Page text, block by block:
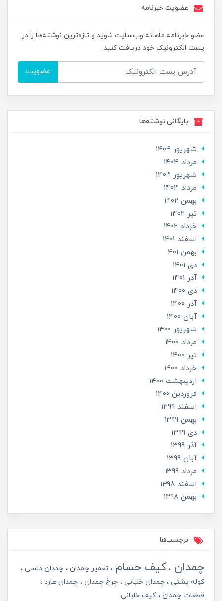
عضویت خبرنامه
عضو خبرنامه ماهانه وب‌سایت شوید و تازه‌ترین نوشته‌ها را در
پست الکترونیک خود دریافت کنید.
عضویت
بایگانی نوشته‌ها
شهریور 1404
مرداد 1404
شهریور 1403
مرداد 1403
بهمن 1402
تير 1402
خرداد 1402
اسفند 1401
بهمن 1401
دی 1401
آذر 1401
دی 1400
آذر 1400
آبان 1400
شهریور 1400
مرداد 1400
تير 1400
خرداد 1400
ارديبهشت 1400
فروردین 1400
اسفند 1399
بهمن 1399
دی 1399
آذر 1399
آبان 1399
مرداد 1399
اسفند 1398
بهمن 1398
برچسب‌ها
چمدان کیف حسام تعمیر چمدان
چمدان دلسی
کوله پشتی
چمدان خلبانی چرخ چمدان
چمدان هارد
قطعات چمدان
کیف خلبانی